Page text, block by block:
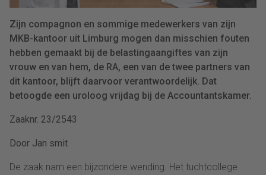
Zijn compagnon en sommige medewerkers van zijn
MKB-kantoor uit Limburg mogen dan misschien fouten
hebben gemaakt bij de belastingaangiftes van zijn
vrouw en van hem, de RA, een van de twee partners van
dit kantoor, blijft daarvoor verantwoordelijk. Dat
betoogde een uroloog vrijdag bij de Accountantskamer.
Zaaknr. 23/2543
Door Jan smit
De zaak nam een bijzondere wending. Het tuchtcollege